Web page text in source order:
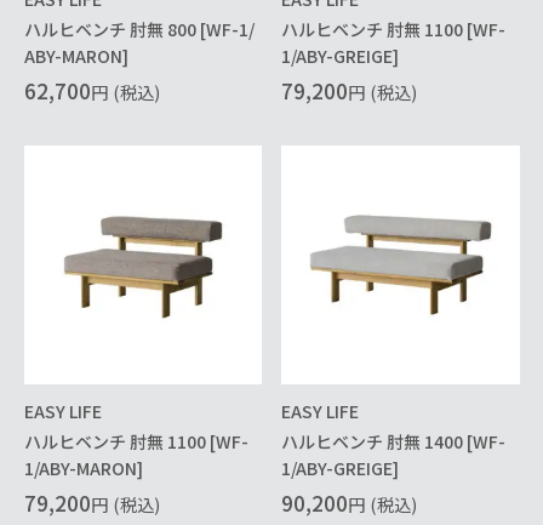
ハルヒベンチ 肘無 800 [WF-1/
ABY-MARON]
62,700円 (税込)
ハルヒベンチ 肘無 1100 [WF-
1/ABY-GREIGE]
79,200円 (税込)
EASY LIFE
ハルヒベンチ 肘無 1100 [WF-
1/ABY-MARON]
79,200円 (税込)
EASY LIFE
ハルヒベンチ 肘無 1400 [WF-
1/ABY-GREIGE]
90,200円 (税込)